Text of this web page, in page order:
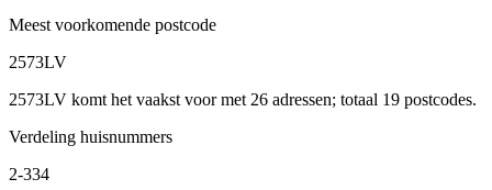
Meest voorkomende postcode
2573LV
2573LV komt het vaakst voor met 26 adressen; totaal 19 postcodes.
Verdeling huisnummers
2-334